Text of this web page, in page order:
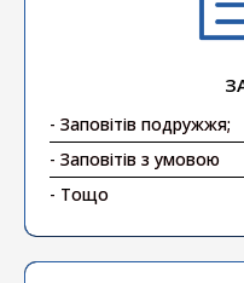
- Заповітів подружжя;
- Заповітів з умовою
- Тощо